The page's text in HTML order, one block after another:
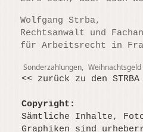
Wolfgang Strba,
Rechtsanwalt und
für Arbeitsrecht in
Tags
Sonderzahlungen, Weihnachtsgeld
<< zurück zu den STRBA
Copyright:
Sämtliche Inhalte,
Graphiken sind